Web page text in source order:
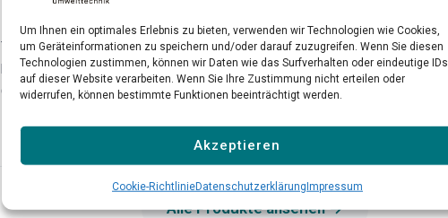
Um Ihnen ein optimales Erlebnis zu bieten, verwenden wir Technologien wie Cookies,
um Geräteinformationen zu speichern und/oder darauf zuzugreifen. Wenn Sie diesen
Technologien zustimmen, können wir Daten wie das Surfverhalten oder eindeutige IDs
auf dieser Website verarbeiten. Wenn Sie Ihre Zustimmung nicht erteilen oder
widerrufen, können bestimmte Funktionen beeinträchtigt werden.
Akzeptieren
Cookie-RichtlinieDatenschutzerklärungImpressum
Biomethan TDLAS
TDLAS-Laseranalysator für
hochpräzise Biomethan-
Qualitätskontrolle
Präzise NDIR-Messung gefährlicher
Lösemittel in industriellen
Umgebungen
Mehr erfahren →
Alle Produkte ansehen →